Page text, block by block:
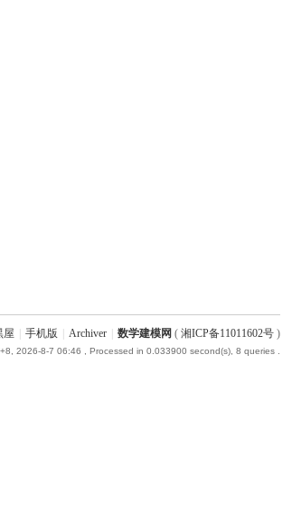
屋 手机版 Archiver 数学建模网 ( 湘ICP备11011602号)
2026-8-7 06:46 , Processed in 0.033900 second(s), 8 queries .